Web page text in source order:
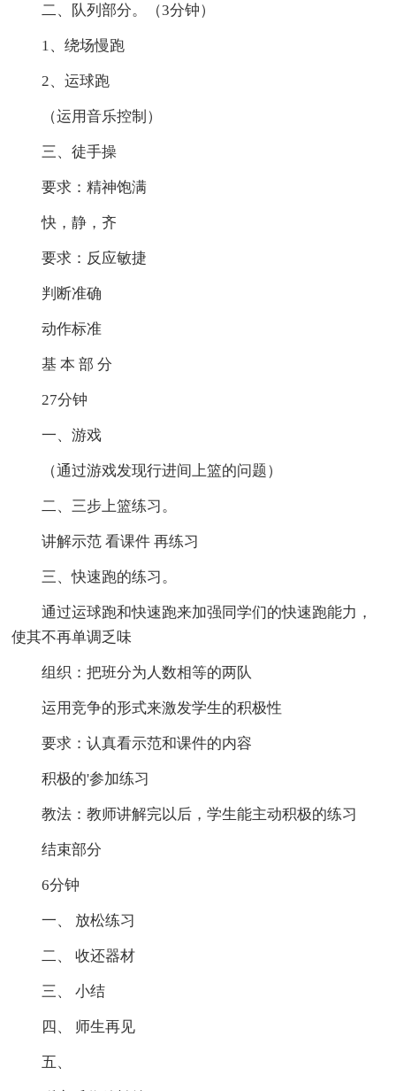
二、队列部分。（3分钟）
1、绕场慢跑
2、运球跑
（运用音乐控制）
三、徒手操
要求：精神饱满
快，静，齐
要求：反应敏捷
判断准确
动作标准
基 本 部 分
27分钟
一、游戏
（通过游戏发现行进间上篮的问题）
二、三步上篮练习。
讲解示范 看课件 再练习
三、快速跑的练习。
通过运球跑和快速跑来加强同学们的快速跑能力，
使其不再单调乏味
组织：把班分为人数相等的两队
运用竞争的形式来激发学生的积极性
要求：认真看示范和课件的内容
积极的'参加练习
教法：教师讲解完以后，学生能主动积极的练习
结束部分
6分钟
一、 放松练习
二、 收还器材
三、 小结
四、 师生再见
五、